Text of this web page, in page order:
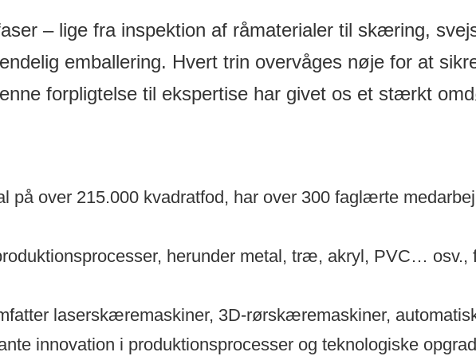
– lige fra inspektion af råmaterialer til skæring,
emballering. Hvert trin overvåges nøje for at
forpligtelse til ekspertise har givet os et stærkt
på over 215.000 kvadratfod, har over 300 faglærte
herunder metal, træ, akryl, PVC… osv.,
laserskæremaskiner, 3D-rørskæremaskiner,
innovation i produktionsprocesser og teknologiske